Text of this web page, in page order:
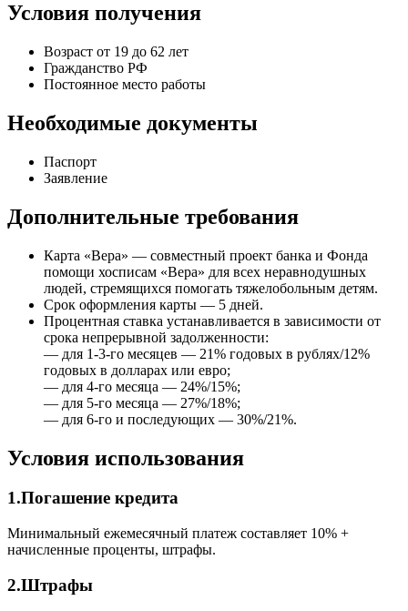
Условия получения
Возраст от 19 до 62 лет
Гражданство РФ
Постоянное место работы
Необходимые документы
Паспорт
Заявление
Дополнительные требования
Карта «Вера» — совместный проект банка и Фонда
помощи хосписам «Вера» для всех неравнодушных
людей, стремящихся помогать тяжелобольным детям.
Срок оформления карты — 5 дней.
Процентная ставка устанавливается в зависимости от
срока непрерывной задолженности:
— для 1-3-го месяцев — 21% годовых в рублях/12%
годовых в долларах или евро;
— для 4-го месяца — 24%/15%;
— для 5-го месяца — 27%/18%;
— для 6-го и последующих — 30%/21%.
Условия использования
1.Погашение кредита
Минимальный ежемесячный платеж составляет 10% +
начисленные проценты, штрафы.
2.Штрафы